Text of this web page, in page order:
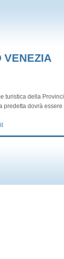
VENEZIA
della
dovrà